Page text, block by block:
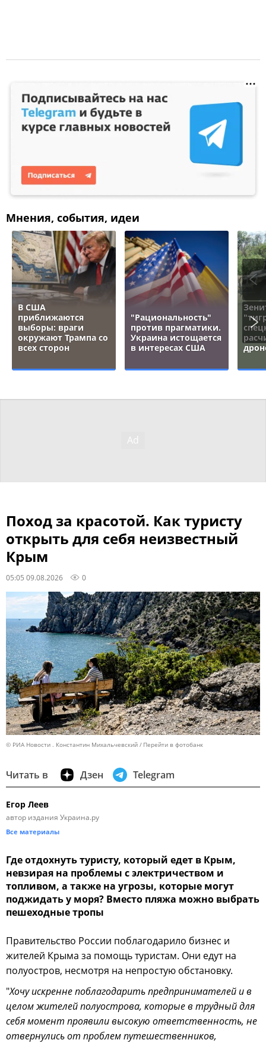
Мнения, события, идеи
В США
приближаются
выборы: враги
окружают Трампа со
всех сторон
"Рациональность"
против прагматики.
Украина истощается
в интересах США
Поход за красотой. Как туристу
открыть для себя неизвестный
Крым
05:05 09.08.2026 0
© РИА Новости . Константин Михальчевский Перейти в фотобанк
Читать в Дзен Telegram
Егор Леев
автор издания Украина.ру
Все материалы
Где отдохнуть туристу, который едет в Крым,
невзирая на проблемы с электричеством и
топливом, а также на угрозы, которые могут
поджидать у моря? Вместо пляжа можно выбрать
пешеходные тропы
Правительство России поблагодарило бизнес и
жителей Крыма за помощь туристам. Они едут на
полуостров, несмотря на непростую обстановку.
"Хочу искренне поблагодарить предпринимателей и в
целом жителей полуострова, которые в трудный для
себя момент проявили высокую ответственность, не
отвернулись от проблем путешественников,